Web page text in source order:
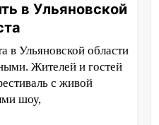
в Ульяновской
в Ульяновской области
Жителей и гостей
с живой
шоу,